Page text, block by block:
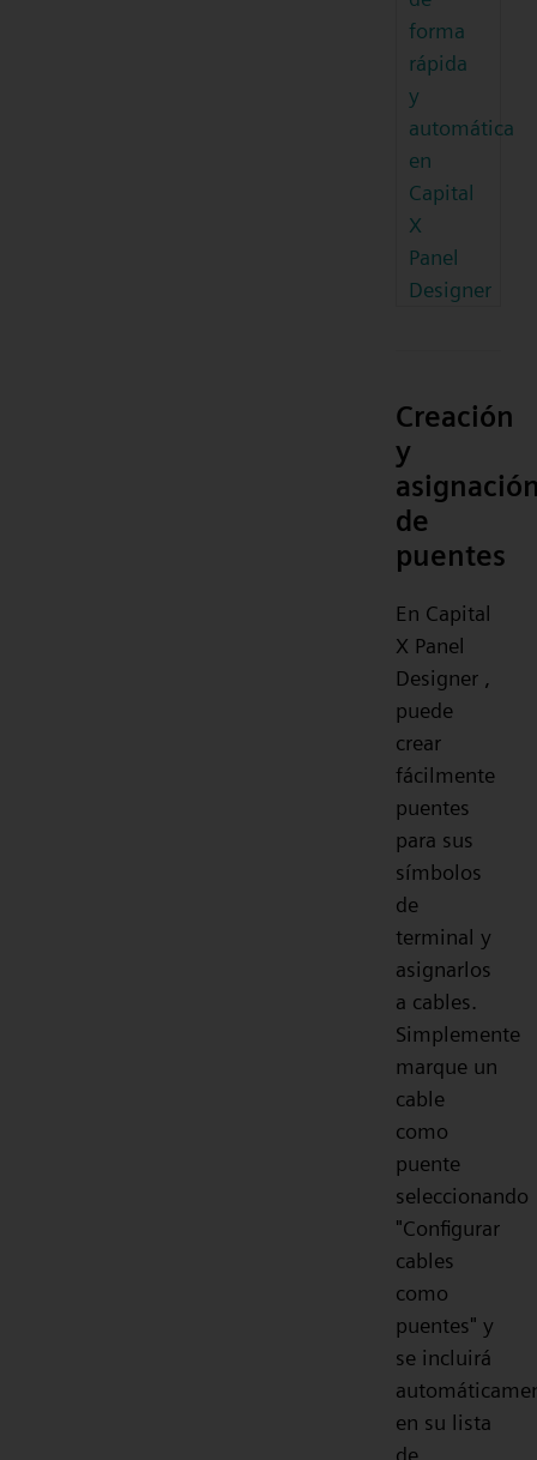
forma
rápida
y
automática
en
Capital
X
Panel
Designer
Creación
y
de
puentes
En Capital
X Panel
Designer ,
puede
crear
fácilmente
puentes
para sus
símbolos
de
terminal y
asignarlos
a cables.
Simplemente
marque un
cable
como
puente
seleccionando
"Configurar
cables
como
puentes" y
se incluirá
en su lista
de